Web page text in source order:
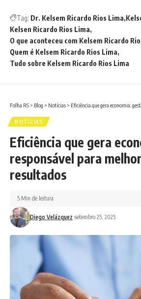
Tag: Dr. Kelsem Ricardo Rios Lima
Kelsen Ricardo Rios Lima
O que aconteceu com Kelsem Ricardo
Quem é Kelsem Ricardo Rios Lima
Tudo sobre Kelsem Ricardo Rios Lima
Folha RS > Blog > Notícias > Eficiência que gera economia: gestão
NOTÍCIAS
Eficiência que gera
responsável para
resultados
Diego Velázquez setembro 25, 2025
5 Min de leitura